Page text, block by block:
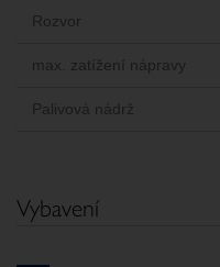
Rozvor
max. zatížení nápravy
Palivová nádrž
Vybavení